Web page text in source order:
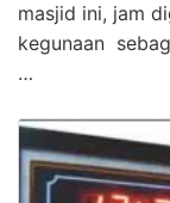
masjid ini, jam
kegunaan
…